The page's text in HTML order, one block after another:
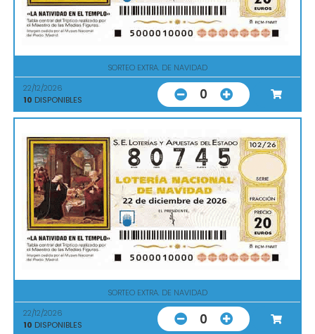
SORTEO EXTRA. DE NAVIDAD
22/12/2026
10 DISPONIBLES 0
SORTEO EXTRA. DE NAVIDAD
22/12/2026
10 DISPONIBLES 0